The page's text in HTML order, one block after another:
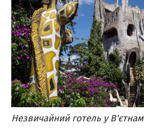
Незвичайний готель у